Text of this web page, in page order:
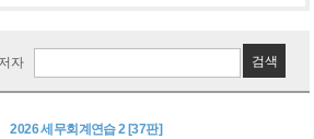
자 검색
2026 세무회계연습 2 [37판]